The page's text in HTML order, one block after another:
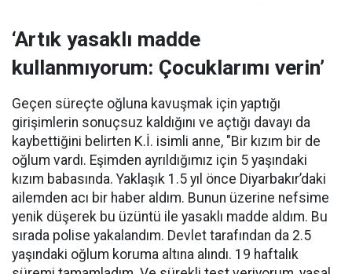
‘Artık yasaklı madde
kullanmıyorum: Çocuklarımı verin’
Geçen süreçte oğluna kavuşmak için yaptığı
girişimlerin sonuçsuz kaldığını ve açtığı davayı da
kaybettiğini belirten K.İ. isimli anne, "Bir kızım bir de
oğlum vardı. Eşimden ayrıldığımız için 5 yaşındaki
kızım babasında. Yaklaşık 1.5 yıl önce Diyarbakır’daki
ailemden acı bir haber aldım. Bunun üzerine nefsime
yenik düşerek bu üzüntü ile yasaklı madde aldım. Bu
sırada polise yakalandım. Devlet tarafından da 2.5
yaşındaki oğlum koruma altına alındı. 19 haftalık